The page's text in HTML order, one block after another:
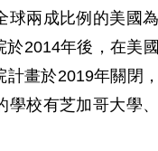
兩成比例的美國
2014年後，在美
畫於2019年關閉
校有芝加哥大學